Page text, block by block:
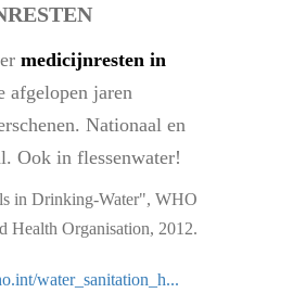
medicijnresten in
afgelopen jaren
Nationaal en
Ook in flessenwater!
in Drinking-Water", WHO
Health Organisation, 2012.
water_sanitation_h...